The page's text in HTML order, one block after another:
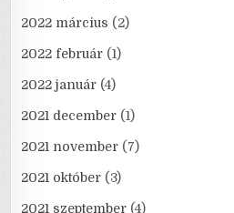
2022 március (2)
2022 február (1)
2022 január (4)
2021 december (1)
2021 november (7)
2021 október (3)
2021 szeptember (4)